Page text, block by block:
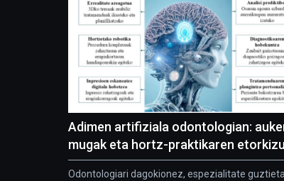
Adimen artifiziala odontologian:
mugak eta hortz-praktikaren
Odontologiari dagokionez, espezialitate